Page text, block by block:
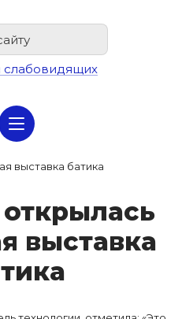
слабовидящих
выставка батика
выс­тавка